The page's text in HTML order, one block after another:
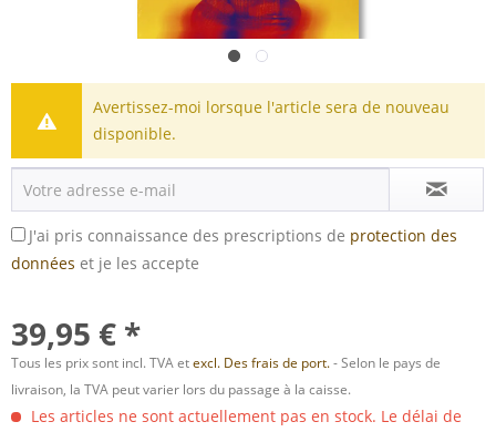
Avertissez-moi lorsque l'article sera de nouveau
disponible.
J'ai pris connaissance des prescriptions de protection des
données et je les accepte
39,95 € *
Tous les prix sont incl. TVA etexcl. Des frais de port.- Selon le pays de
livraison, la TVA peut varier lors du passage à la caisse.
Les articles ne sont actuellement pas en stock. Le délai de